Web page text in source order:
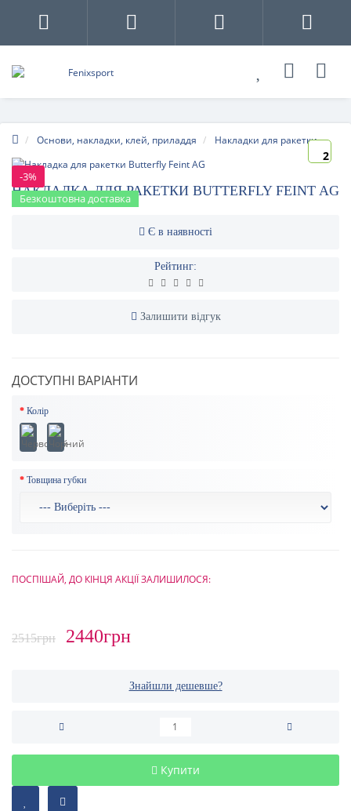
Основи, накладки, клей, приладдя Накладки для ракетки
-3%
Безкоштовна доставка
2
НАКЛАДКА ДЛЯ РАКЕТКИ BUTTERFLY FEINT AG
Є в наявності
Рейтинг:
Залишити відгук
ДОСТУПНІ ВАРІАНТИ
Колір
Товщина губки
ПОСПІШАЙ, ДО КІНЦЯ АКЦІЇ ЗАЛИШИЛОСЯ:
2515грн 2440грн
Знайшли дешевше?
Купити